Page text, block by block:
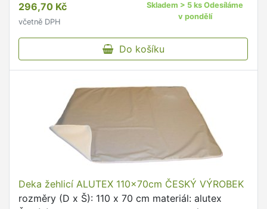
296,70 Kč
včetně DPH
Skladem > 5 ks Odesíláme
v pondělí
Do košíku
Deka žehlicí ALUTEX 110x70cm ČESKÝ VÝROBEK
rozměry (D x Š): 110 x 70 cm materiál: alutex